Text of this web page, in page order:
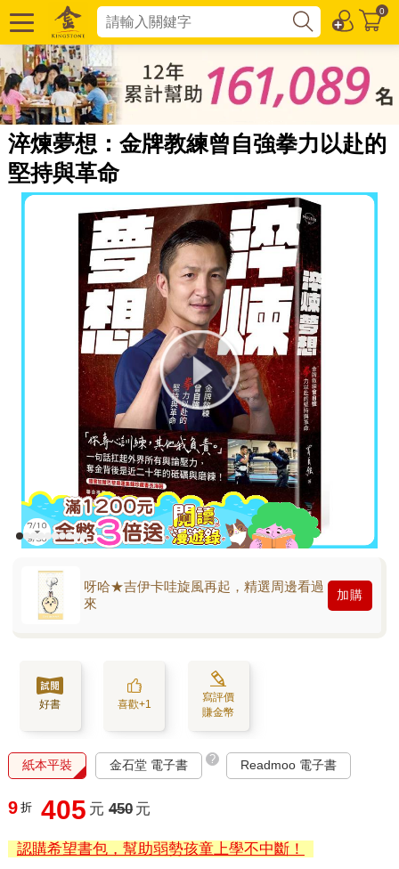
0
淬煉夢想：金牌教練曾自強拳力以赴的
堅持與革命
呀哈★吉伊卡哇旋風再起，精選周邊看過
來
加購
好書 喜歡+1
寫評價
賺金幣
紙本平裝 金石堂 電子書 ? Readmoo 電子書
9 折 405 元 450 元
認購希望書包，幫助弱勢孩童上學不中斷！